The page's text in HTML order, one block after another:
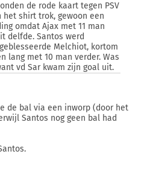
de rode kaart tegen PSV
shirt trok, gewoon een
omdat Ajax met 11 man
delfde. Santos werd
Melchiot, kortom
lang met 10 man verder. Was
vd Sar kwam zijn goal uit.
de bal via een inworp (door het
Santos nog geen bal had